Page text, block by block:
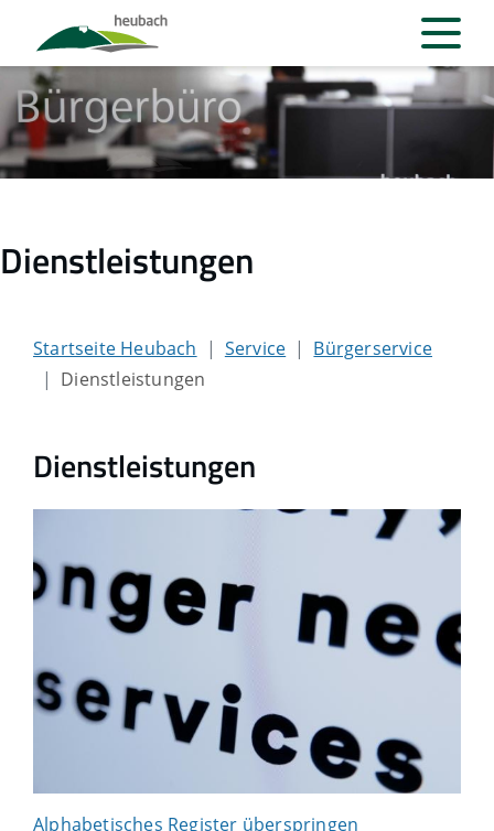
Dienstleistungen
Startseite Heubach Service
Bürgerservice
Dienstleistungen
Dienstleistungen
Alphabetisches Register überspringen